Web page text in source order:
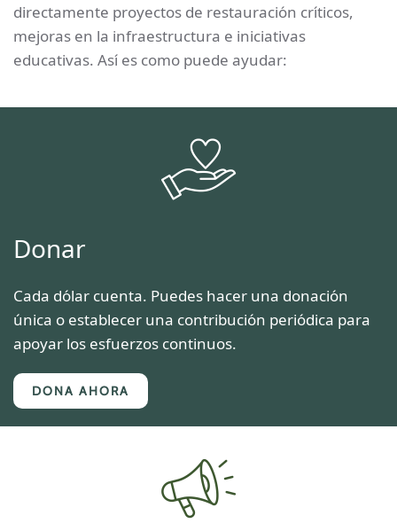
directamente proyectos de restauración críticos,
mejoras en la infraestructura e iniciativas
educativas. Así es como puede ayudar:
Donar
Cada dólar cuenta. Puedes hacer una donación
única o establecer una contribución periódica para
apoyar los esfuerzos continuos.
DONA AHORA